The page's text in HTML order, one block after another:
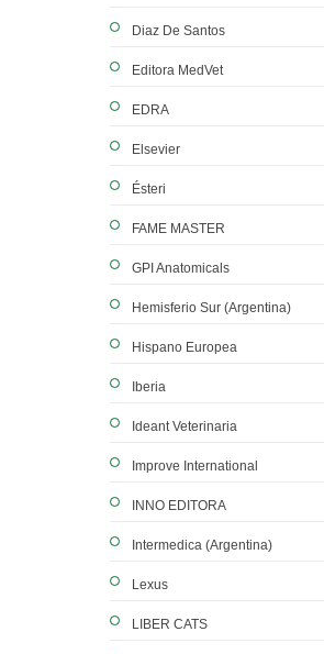
Diaz De Santos
Editora MedVet
EDRA
Elsevier
Ésteri
FAME MASTER
GPI Anatomicals
Hemisferio Sur (Argentina)
Hispano Europea
Iberia
Ideant Veterinaria
Improve International
INNO EDITORA
Intermedica (Argentina)
Lexus
LIBER CATS